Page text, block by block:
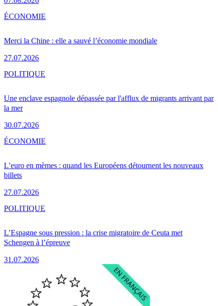
Merci la Chine : elle a sauvé l’économie mondiale
27.07.2026
ÉCONOMIE
Une enclave espagnole dépassée par l'afflux de migrants arrivant par
la mer
30.07.2026
POLITIQUE
L’euro en mèmes : quand les Européens détournent les nouveaux
billets
27.07.2026
ÉCONOMIE
L’Espagne sous pression : la crise migratoire de Ceuta met
Schengen à l’épreuve
31.07.2026
POLITIQUE